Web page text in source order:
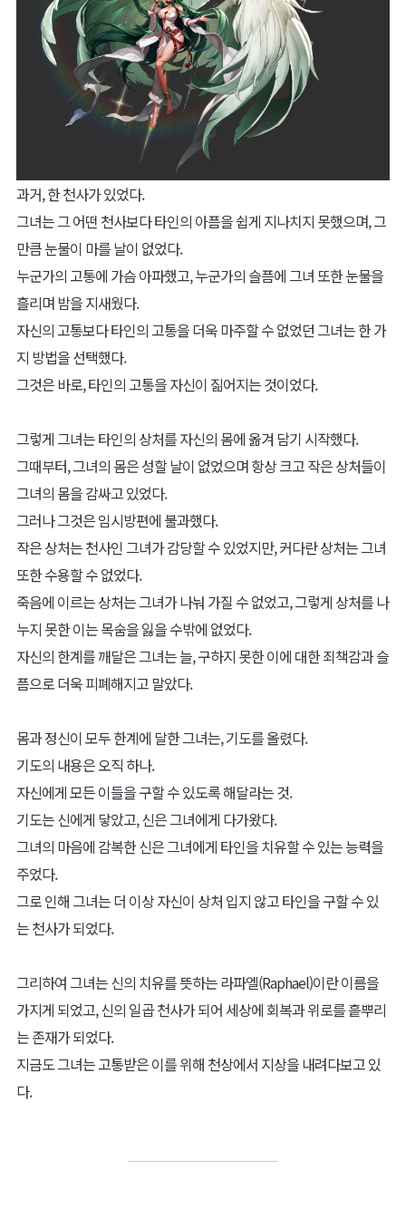
과거, 한 천사가 있었다.
그녀는 그 어떤 천사보다 타인의 아픔을 쉽게 지나치지 못했으며, 그
만큼 눈물이 마를 날이 없었다.
누군가의 고통에 가슴 아파했고, 누군가의 슬픔에 그녀 또한 눈물을
흘리며 밤을 지새웠다.
자신의 고통보다 타인의 고통을 더욱 마주할 수 없었던 그녀는 한 가
지 방법을 선택했다.
그것은 바로, 타인의 고통을 자신이 짊어지는 것이었다.
그렇게 그녀는 타인의 상처를 자신의 몸에 옮겨 담기 시작했다.
그때부터, 그녀의 몸은 성할 날이 없었으며 항상 크고 작은 상처들이
그녀의 몸을 감싸고 있었다.
그러나 그것은 임시방편에 불과했다.
작은 상처는 천사인 그녀가 감당할 수 있었지만, 커다란 상처는 그녀
또한 수용할 수 없었다.
죽음에 이르는 상처는 그녀가 나눠 가질 수 없었고, 그렇게 상처를 나
누지 못한 이는 목숨을 잃을 수밖에 없었다.
자신의 한계를 깨달은 그녀는 늘, 구하지 못한 이에 대한 죄책감과 슬
픔으로 더욱 피폐해지고 말았다.
몸과 정신이 모두 한계에 달한 그녀는, 기도를 올렸다.
기도의 내용은 오직 하나.
자신에게 모든 이들을 구할 수 있도록 해달라는 것.
기도는 신에게 닿았고, 신은 그녀에게 다가왔다.
그녀의 마음에 감복한 신은 그녀에게 타인을 치유할 수 있는 능력을
주었다.
그로 인해 그녀는 더 이상 자신이 상처 입지 않고 타인을 구할 수 있
는 천사가 되었다.
그리하여 그녀는 신의 치유를 뜻하는 라파엘(Raphael)이란 이름을
가지게 되었고, 신의 일곱 천사가 되어 세상에 회복과 위로를 흩뿌리
는 존재가 되었다.
지금도 그녀는 고통받은 이를 위해 천상에서 지상을 내려다보고 있
다.